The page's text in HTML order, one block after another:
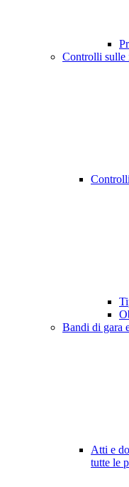
Controlli sulle
Bandi di gara
Atti e
tutte le